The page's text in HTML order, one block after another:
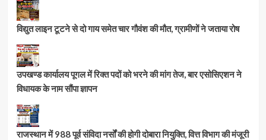
विद्युत लाइन टूटने से दो गाय समेत चार गौवंश की मौत, ग्रामीणों ने जताया रोष
उपखण्ड कार्यालय पूगल में रिक्त पदों को भरने की मांग तेज, बार एसोसिएशन ने
विधायक के नाम सौंपा ज्ञापन
राजस्थान में 988 पूर्व संविदा नर्सों की होगी दोबारा नियुक्ति, वित्त विभाग की मंजूरी